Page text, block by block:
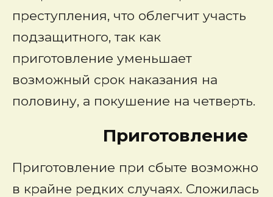
преступления, что облегчит участь
подзащитного, так как
приготовление уменьшает
возможный срок наказания на
половину, а покушение на четверть.
Приготовление
Приготовление при сбыте возможно
в крайне редких случаях. Сложилась